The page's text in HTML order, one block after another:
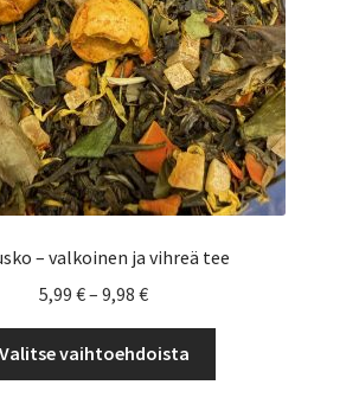
– valkoinen ja vihreä tee
5,99 €– 9,98 €Hintaluokka:
-
9,98 €
Valitse vaihtoehdoista